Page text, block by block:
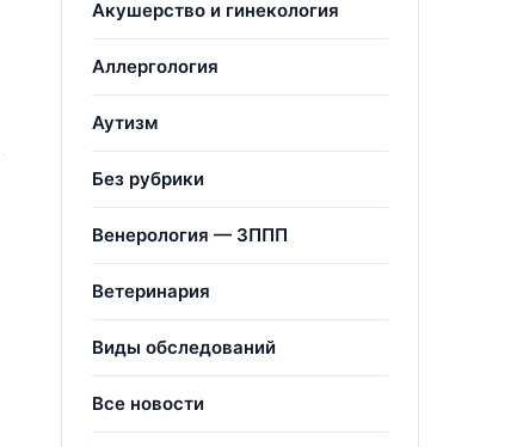
Акушерство и гинекология
Аллергология
Аутизм
Без рубрики
Венерология — ЗППП
Ветеринария
Виды обследований
Все новости